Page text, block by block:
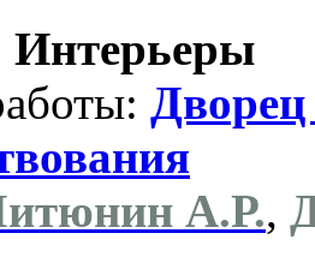
Интерьеры
А.Р.,